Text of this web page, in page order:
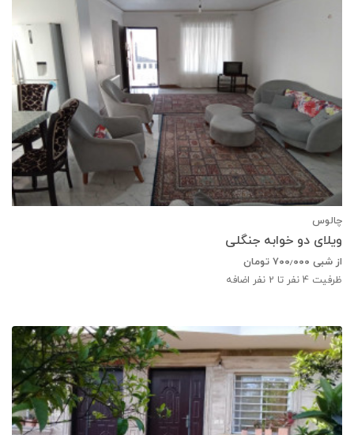
چالوس
ویلای دو خوابه جنگلی
از شبی ۷۰۰٫۰۰۰ تومان
ظرفیت 4 نفر تا 2 نفر اضافه